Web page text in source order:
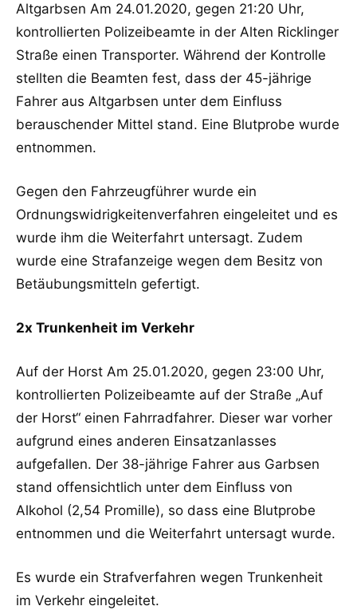
Altgarbsen Am 24.01.2020, gegen 21:20 Uhr,
kontrollierten Polizeibeamte in der Alten Ricklinger
Straße einen Transporter. Während der Kontrolle
stellten die Beamten fest, dass der 45-jährige
Fahrer aus Altgarbsen unter dem Einfluss
berauschender Mittel stand. Eine Blutprobe wurde
entnommen.
Gegen den Fahrzeugführer wurde ein
Ordnungswidrigkeitenverfahren eingeleitet und es
wurde ihm die Weiterfahrt untersagt. Zudem
wurde eine Strafanzeige wegen dem Besitz von
Betäubungsmitteln gefertigt.
2x Trunkenheit im Verkehr
Auf der Horst Am 25.01.2020, gegen 23:00 Uhr,
kontrollierten Polizeibeamte auf der Straße „Auf
der Horst“ einen Fahrradfahrer. Dieser war vorher
aufgrund eines anderen Einsatzanlasses
aufgefallen. Der 38-jährige Fahrer aus Garbsen
stand offensichtlich unter dem Einfluss von
Alkohol (2,54 Promille), so dass eine Blutprobe
entnommen und die Weiterfahrt untersagt wurde.
Es wurde ein Strafverfahren wegen Trunkenheit
im Verkehr eingeleitet.